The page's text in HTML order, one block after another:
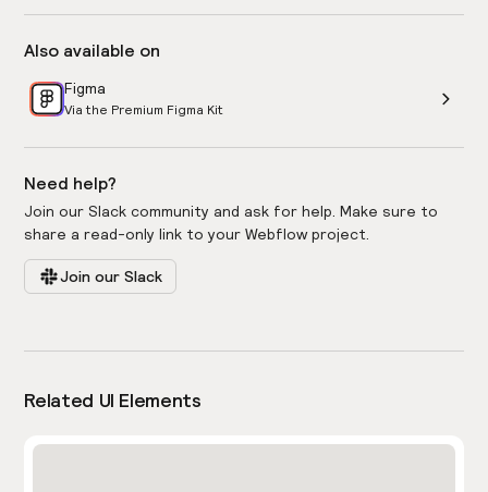
Also available on
Figma
Via the Premium Figma Kit
Need help?
Join our Slack community and ask for help. Make sure to
share a read-only link to your Webflow project.
Join our Slack
Related UI Elements